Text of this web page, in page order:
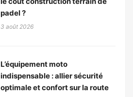
padel ?
3 août 2026
L’équipement moto
indispensable : allier sécurité
optimale et confort sur la route